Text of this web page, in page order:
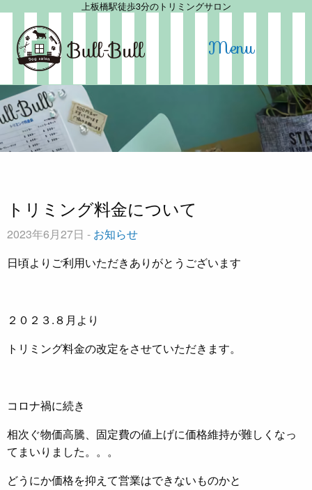
上板橋駅徒歩3分のトリミングサロン
Menu
トリミング料金について
2023年6月27日 - お知らせ
日頃よりご利用いただきありがとうございます
２０２３.８月より
トリミング料金の改定をさせていただきます。
コロナ禍に続き
相次ぐ物価高騰、固定費の値上げに価格維持が難しくなっ
てまいりました。。。
どうにか価格を抑えて営業はできないものかと